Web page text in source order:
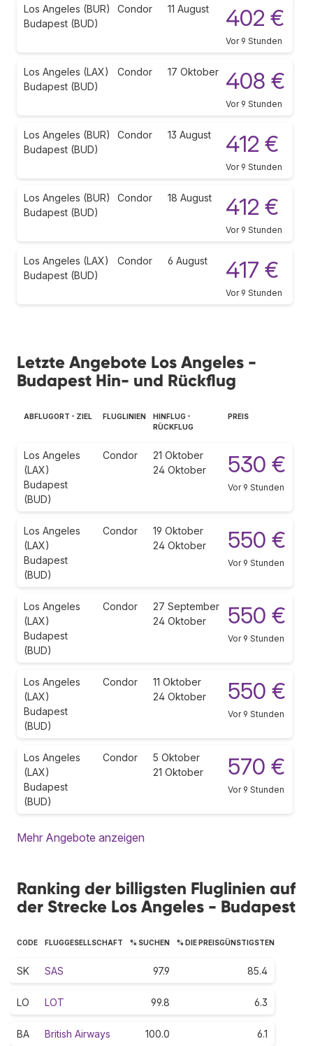
Los Angeles (BUR)
Budapest (BUD)
Condor 11 August 402 €
Vor 9 Stunden
Los Angeles (LAX)
Budapest (BUD)
Condor 17 Oktober 408 €
Vor 9 Stunden
Los Angeles (BUR)
Budapest (BUD)
Condor 13 August 412 €
Vor 9 Stunden
Los Angeles (BUR)
Budapest (BUD)
Condor 18 August 412 €
Vor 9 Stunden
Los Angeles (LAX)
Budapest (BUD)
Condor 6 August 417 €
Vor 9 Stunden
Letzte Angebote Los Angeles -
Budapest Hin- und Rückflug
ABFLUGORT - ZIEL FLUGLINIEN
HINFLUG -
RÜCKFLUG
PREIS
Los Angeles
(LAX)
Budapest
(BUD)
Condor
21 Oktober
24 Oktober
530 €
Vor 9 Stunden
Los Angeles
(LAX)
Budapest
(BUD)
Condor
19 Oktober
24 Oktober
550 €
Vor 9 Stunden
Los Angeles
(LAX)
Budapest
(BUD)
Condor
27 September
24 Oktober
550 €
Vor 9 Stunden
Los Angeles
(LAX)
Budapest
(BUD)
Condor
11 Oktober
24 Oktober
550 €
Vor 9 Stunden
Los Angeles
(LAX)
Budapest
(BUD)
Condor
5 Oktober
21 Oktober
570 €
Vor 9 Stunden
Mehr Angebote anzeigen
Ranking der billigsten Fluglinien auf
der Strecke Los Angeles - Budapest
CODE FLUGGESELLSCHAFT % SUCHEN % DIE PREISGÜNSTIGSTEN
SK SAS 97.9 85.4
LO LOT 99.8 6.3
BA British Airways 100.0 6.1